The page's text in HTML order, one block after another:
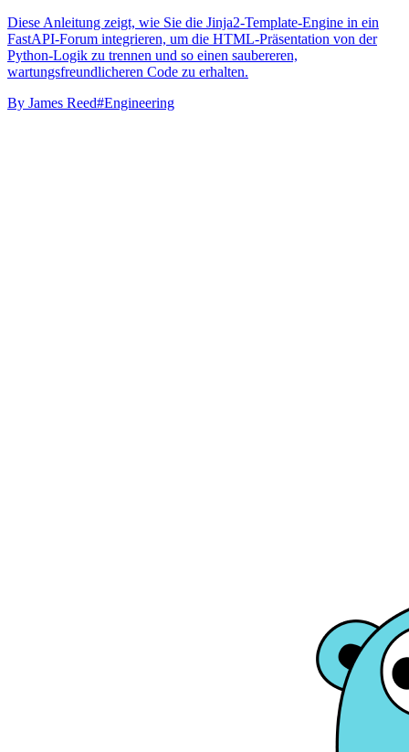
Diese Anleitung zeigt, wie Sie die Jinja2-Template-Engine in ein
FastAPI-Forum integrieren, um die HTML-Präsentation von der
Python-Logik zu trennen und so einen saubereren,
wartungsfreundlicheren Code zu erhalten.
By James Reed#Engineering